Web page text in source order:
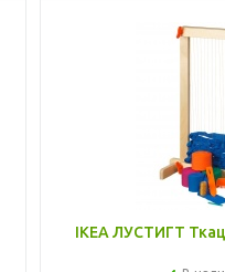
IKEA ЛУСТИГТ